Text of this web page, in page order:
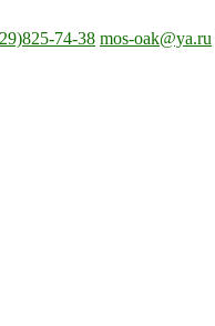
74-38 mos-oak@ya.ru